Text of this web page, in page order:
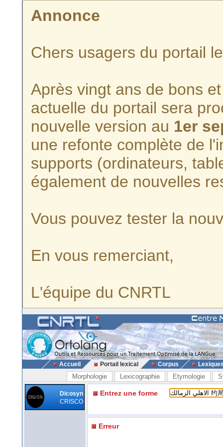
Annonce
Chers usagers du portail
Après vingt ans de bons
actuelle du portail sera
nouvelle version au 1er
une refonte complète de
supports (ordinateurs,
également de nouvelles
Vous pouvez tester la
En vous remerciant,
L'équipe du CNRTL
Accueil Portail lexical Corpus
Morphologie Lexicographie Etymologie
Dicosyn
CRISCO
Entrez une forme
Erreur